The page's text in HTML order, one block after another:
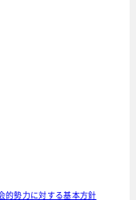
的勢力に対する基本方針